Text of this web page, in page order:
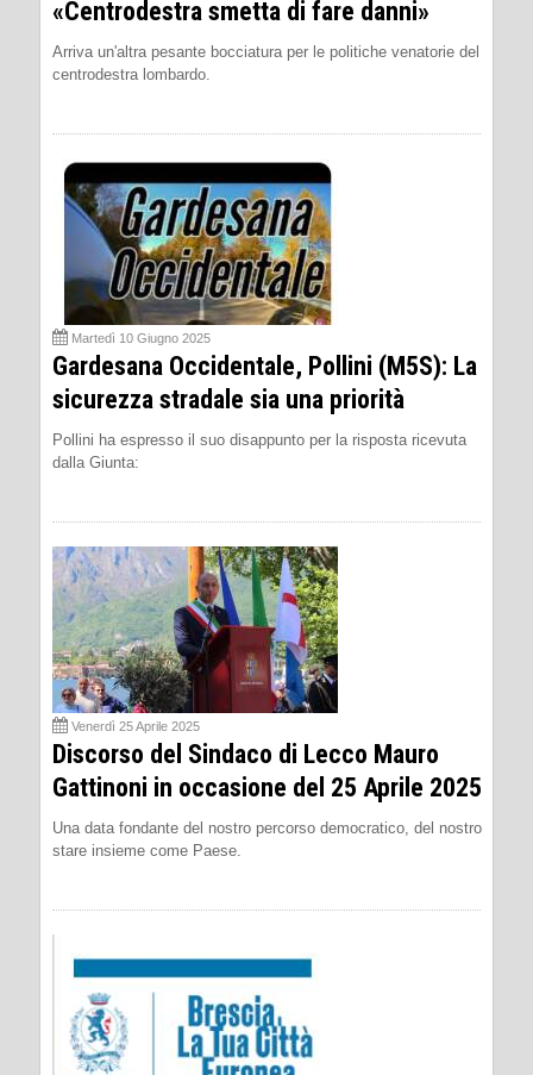
«Centrodestra smetta di fare danni»
Arriva un'altra pesante bocciatura per le politiche venatorie del
centrodestra lombardo.
Martedì 10 Giugno 2025
Gardesana Occidentale, Pollini (M5S): La
sicurezza stradale sia una priorità
Pollini ha espresso il suo disappunto per la risposta ricevuta
dalla Giunta:
Venerdì 25 Aprile 2025
Discorso del Sindaco di Lecco Mauro
Gattinoni in occasione del 25 Aprile 2025
Una data fondante del nostro percorso democratico, del nostro
stare insieme come Paese.